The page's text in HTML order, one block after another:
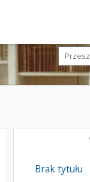
Brak tytułu